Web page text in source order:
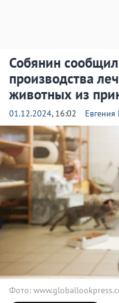
Собянин
производства
животных из
01.12.2024, 16:02 Евгения
Фото: